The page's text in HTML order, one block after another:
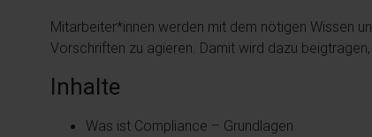
Mitarbeiter*innen werden mit dem nötigen Wissen
Vorschriften zu agieren. Damit wird dazu
Inhalte
Was ist Compliance – Grundlagen